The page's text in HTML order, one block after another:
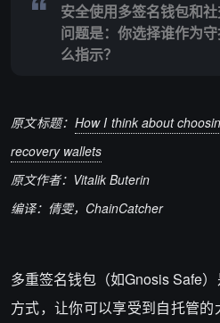
安全使用多签名钱包和
问题是：你选择谁作为
么指示？
原文标题： How I think about
recovery wallets
原文作者：Vitalik Buterin
编译： 倩雯， ChainCatcher
多重签名钱包（如Gnosis Safe
方式，让你可以享受到自托管